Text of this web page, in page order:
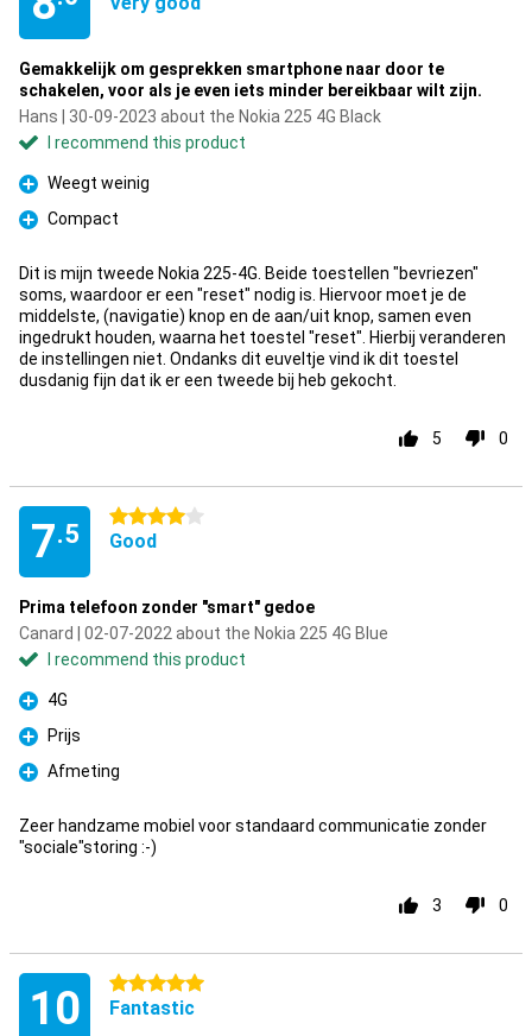
Gemakkelijk om gesprekken smartphone naar door te
schakelen, voor als je even iets minder bereikbaar wilt zijn.
Hans | 30-09-2023 about the Nokia 225 4G Black
I recommend this product
Pro
Weegt weinig
Pro
Compact
Dit is mijn tweede Nokia 225-4G. Beide toestellen "bevriezen"
soms, waardoor er een "reset" nodig is. Hiervoor moet je de
middelste, (navigatie) knop en de aan/uit knop, samen even
ingedrukt houden, waarna het toestel "reset". Hierbij veranderen
de instellingen niet. Ondanks dit euveltje vind ik dit toestel
dusdanig fijn dat ik er een tweede bij heb gekocht.
5 0
7.5
4 stars
Good
Prima telefoon zonder "smart" gedoe
Canard | 02-07-2022 about the Nokia 225 4G Blue
I recommend this product
Pro
4G
Pro
Prijs
Pro
Afmeting
Zeer handzame mobiel voor standaard communicatie zonder
"sociale"storing :-)
3 0
10 5 stars
Fantastic